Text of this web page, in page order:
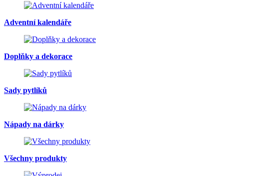
Adventní kalendáře
Doplňky a dekorace
Sady pytlíků
Nápady na dárky
Všechny produkty